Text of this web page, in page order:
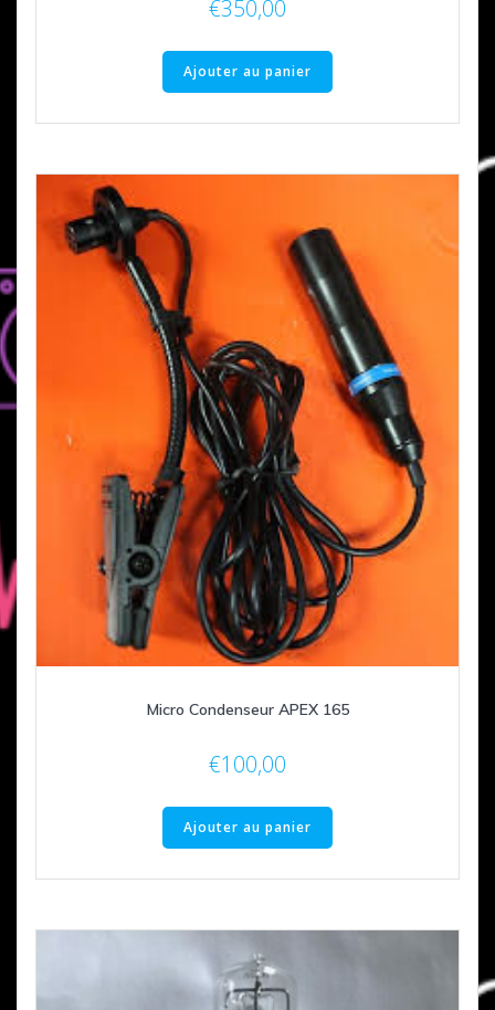
€350,00
Ajouter au panier
Micro Condenseur APEX 165
€100,00
Ajouter au panier